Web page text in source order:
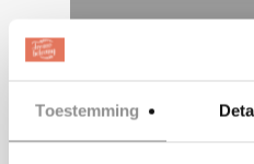
Toestemming